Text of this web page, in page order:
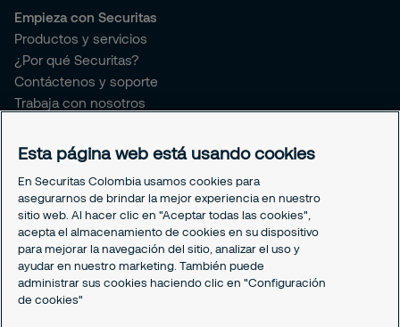
Empieza con Securitas
Productos y servicios
¿Por qué Securitas?
Contáctenos y soporte
Trabaja con nosotros
Sobre Securitas Colombia
Sobre nosotros
¿Quieres ser proveedor de Securitas?
Prensa y comunicaciones
Sostenibilidad
Nuestro Gobierno Corporativo
My Learning Securitas
Esta página web está usando cookies
En Securitas Colombia usamos cookies para
asegurarnos de brindar la mejor experiencia en nuestro
sitio web. Al hacer clic en "Aceptar todas las cookies",
acepta el almacenamiento de cookies en su dispositivo
para mejorar la navegación del sitio, analizar el uso y
ayudar en nuestro marketing. También puede
administrar sus cookies haciendo clic en "Configuración
de cookies"